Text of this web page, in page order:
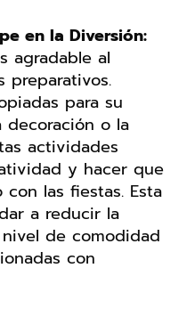
en la Diversión:
agradable al
preparativos.
para su
decoración o la
actividades
y hacer que
las fiestas. Esta
a reducir la
de comodidad
con